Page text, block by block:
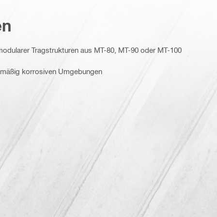
Tragstrukturen aus MT-80, MT-90 oder MT-100
korrosiven Umgebungen